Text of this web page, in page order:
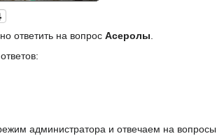
ответить на вопрос Асеролы
администратора и отвечаем на